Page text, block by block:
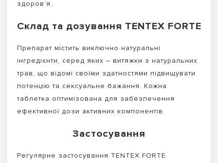
здоров’я.
Склад та дозування TENTEX FORTE
Препарат містить виключно натуральні
інгредієнти, серед яких – витяжки з натуральних
трав, що відомі своїми здатностями підвищувати
потенцію та сексуальне бажання. Кожна
таблетка оптимізована для забезпечення
ефективної дози активних компонентів.
Застосування
Регулярне застосування TENTEX FORTE